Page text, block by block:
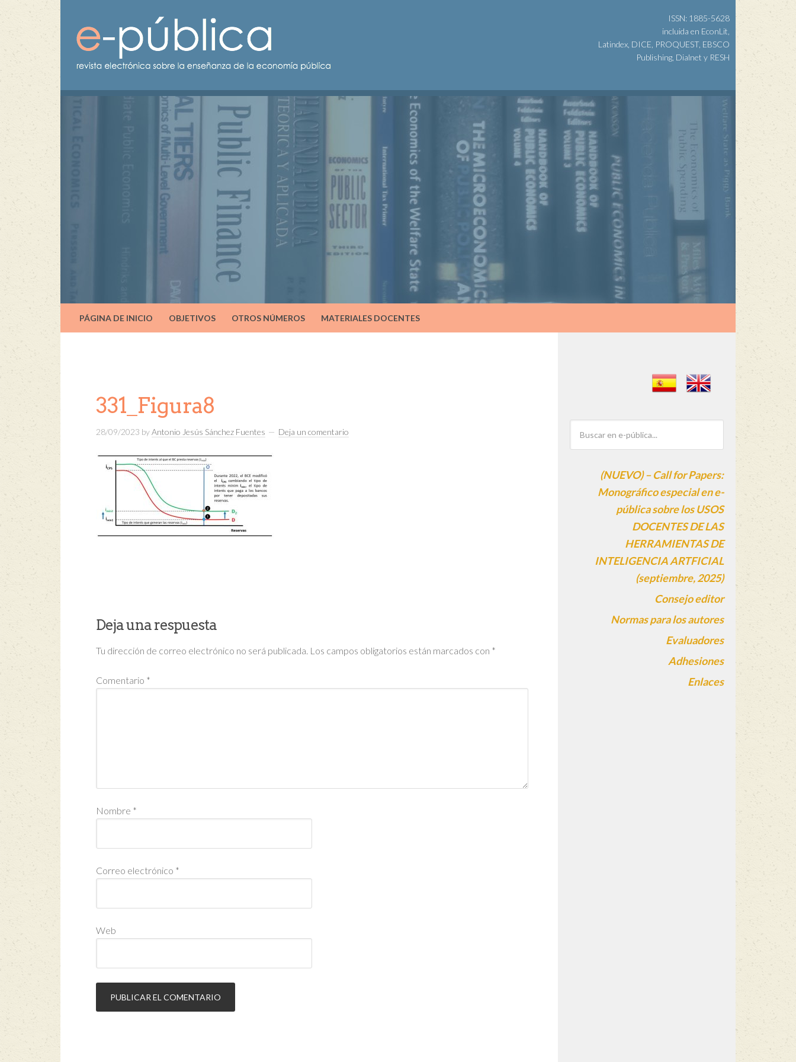
ISSN: 1885-5628
incluida en EconLit,
Latindex, DICE, PROQUEST, EBSCO
Publishing, Dialnet y RESH
PÁGINA DE INICIO OBJETIVOS OTROS NÚMEROS MATERIALES DOCENTES
331_Figura8
28/09/2023 byAntonio Jesús Sánchez Fuentes Deja un comentario
Deja una respuesta
Tu dirección de correo electrónico no será publicada. Los campos obligatorios están marcados con *
Comentario *
Nombre *
Correo electrónico *
Web
(NUEVO) – Call for Papers:
Monográfico especial en e-
pública sobre los USOS
DOCENTES DE LAS
HERRAMIENTAS DE
INTELIGENCIA ARTFICIAL
(septiembre, 2025)
Consejo editor
Normas para los autores
Evaluadores
Adhesiones
Enlaces